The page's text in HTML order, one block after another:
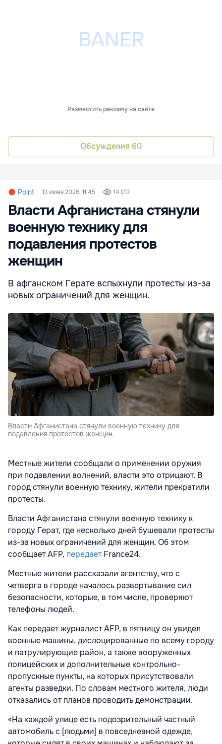
Разместить рекламу на сайте
Обсуждения 60
Point 13 июня 2026, 11:45 14 017
Власти Афганистана стянули
военную технику для
подавления протестов
женщин
В афганском Герате вспыхнули протесты из-за
новых ограничений для женщин.
Власти Афганистана стянули военную технику для
подавления протестов женщин.
Местные жители сообщали о применении оружия
при подавлении волнений, власти это отрицают. В
город стянули военную технику, жители прекратили
протесты.
Власти Афганистана стянули военную технику к
городу Герат, где несколько дней бушевали протесты
из-за новых ограничений для женщин. Об этом
сообщает AFP, передает France24.
Местные жители рассказали агентству, что с
четверга в городе началось развертывание сил
безопасности, которые, в том числе, проверяют
телефоны людей.
Как передает журналист AFP, в пятницу он увидел
военные машины, дислоцированные по всему городу
и патрулирующие район, а также вооруженных
полицейских и дополнительные контрольно-
пропускные пункты, на которых присутствовали
агенты разведки. По словам местного жителя, люди
отказались от планов проводить демонстрации.
«На каждой улице есть подозрительный частный
автомобиль с [людьми] в повседневной одежде,